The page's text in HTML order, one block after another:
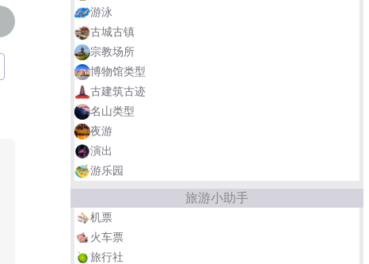
10 济南野生动物世界
云南野生动物园
八达岭野生动物世界
游泳
古城古镇
宗教场所
博物馆类型
古建筑古迹
名山类型
夜游
演出
游乐园
旅游小助手
机票
火车票
旅行社